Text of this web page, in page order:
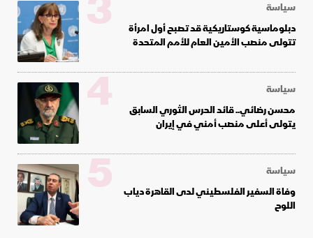
سياسة
دبلوماسية كوستاريكية قد تصبح أول امرأة
تتولى منصب الأمين العام للأمم المتحدة
سياسة
محسن رضائي.. قائد الحرس الثوري السابق
يتولى أعلى منصب أمني في إيران
4
سياسة
وفاة السفير الفلسطيني لدى القاهرة دياب
اللوح
5